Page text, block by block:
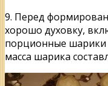
9. Перед
хорошо духовку,
порционные шарики
масса шарика